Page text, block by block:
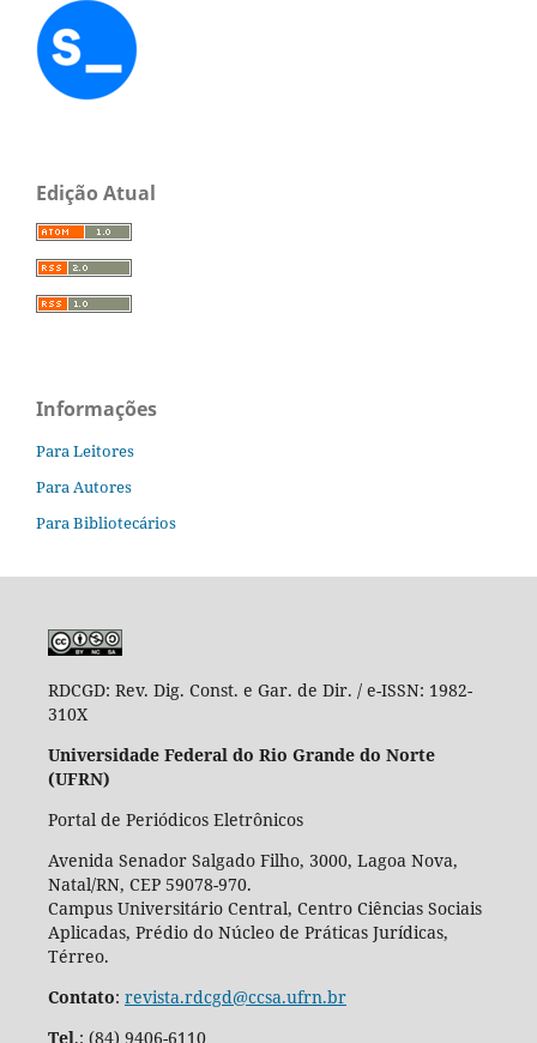
Edição Atual
Informações
Para Leitores
Para Autores
Para Bibliotecários
RDCGD: Rev. Dig. Const. e Gar. de Dir. / e-ISSN: 1982-
310X
Universidade Federal do Rio Grande do Norte
(UFRN)
Portal de Periódicos Eletrônicos
Avenida Senador Salgado Filho, 3000, Lagoa Nova,
Natal/RN, CEP 59078-970.
Campus Universitário Central, Centro Ciências Sociais
Aplicadas, Prédio do Núcleo de Práticas Jurídicas,
Térreo.
Contato: revista.rdcgd@ccsa.ufrn.br
Tel.: (84) 9406-6110